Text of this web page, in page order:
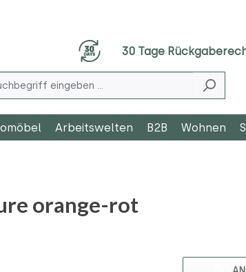
30 Tage
Arbeitswelten B2B Wohnen
orange-rot